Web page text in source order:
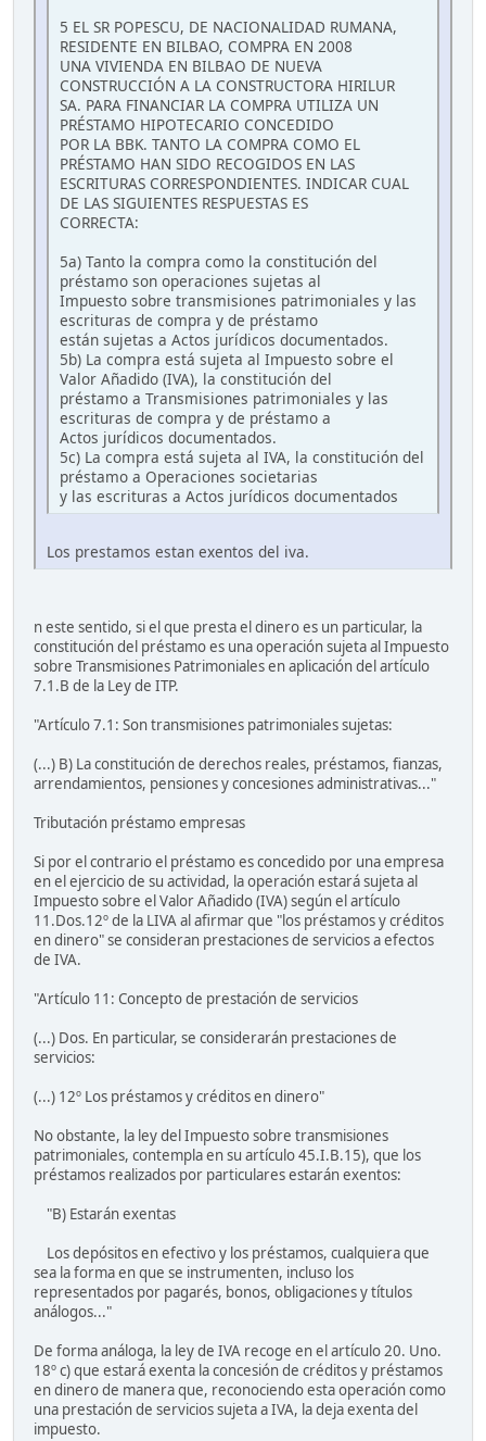
5 EL SR POPESCU, DE NACIONALIDAD RUMANA,
RESIDENTE EN BILBAO, COMPRA EN 2008
UNA VIVIENDA EN BILBAO DE NUEVA
CONSTRUCCIÓN A LA CONSTRUCTORA HIRILUR
SA. PARA FINANCIAR LA COMPRA UTILIZA UN
PRÉSTAMO HIPOTECARIO CONCEDIDO
POR LA BBK. TANTO LA COMPRA COMO EL
PRÉSTAMO HAN SIDO RECOGIDOS EN LAS
ESCRITURAS CORRESPONDIENTES. INDICAR CUAL
DE LAS SIGUIENTES RESPUESTAS ES
CORRECTA:
5a) Tanto la compra como la constitución del
préstamo son operaciones sujetas al
Impuesto sobre transmisiones patrimoniales y las
escrituras de compra y de préstamo
están sujetas a Actos jurídicos documentados.
5b) La compra está sujeta al Impuesto sobre el
Valor Añadido (IVA), la constitución del
préstamo a Transmisiones patrimoniales y las
escrituras de compra y de préstamo a
Actos jurídicos documentados.
5c) La compra está sujeta al IVA, la constitución del
préstamo a Operaciones societarias
y las escrituras a Actos jurídicos documentados
Los prestamos estan exentos del iva.
n este sentido, si el que presta el dinero es un particular, la
constitución del préstamo es una operación sujeta al Impuesto
sobre Transmisiones Patrimoniales en aplicación del artículo
7.1.B de la Ley de ITP.
"Artículo 7.1: Son transmisiones patrimoniales sujetas:
(...) B) La constitución de derechos reales, préstamos, fianzas,
arrendamientos, pensiones y concesiones administrativas..."
Tributación préstamo empresas
Si por el contrario el préstamo es concedido por una empresa
en el ejercicio de su actividad, la operación estará sujeta al
Impuesto sobre el Valor Añadido (IVA) según el artículo
11.Dos.12º de la LIVA al afirmar que "los préstamos y créditos
en dinero" se consideran prestaciones de servicios a efectos
de IVA.
"Artículo 11: Concepto de prestación de servicios
(...) Dos. En particular, se considerarán prestaciones de
servicios:
(...) 12º Los préstamos y créditos en dinero"
No obstante, la ley del Impuesto sobre transmisiones
patrimoniales, contempla en su artículo 45.I.B.15), que los
préstamos realizados por particulares estarán exentos:
"B) Estarán exentas
Los depósitos en efectivo y los préstamos, cualquiera que
sea la forma en que se instrumenten, incluso los
representados por pagarés, bonos, obligaciones y títulos
análogos..."
De forma análoga, la ley de IVA recoge en el artículo 20. Uno.
18º c) que estará exenta la concesión de créditos y préstamos
en dinero de manera que, reconociendo esta operación como
una prestación de servicios sujeta a IVA, la deja exenta del
impuesto.